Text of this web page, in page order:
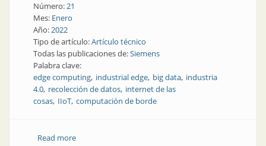
Número:21
Mes: Enero
Año:2022
Tipo de artículo:Artículo técnico
Todas las publicaciones de:Siemens
Palabra clave:
edge computing industrial edge big data industria
4.0 recolección de datos internet de las
cosas IIoT computación de borde
Read moreabout Datos de producción más eficientes: